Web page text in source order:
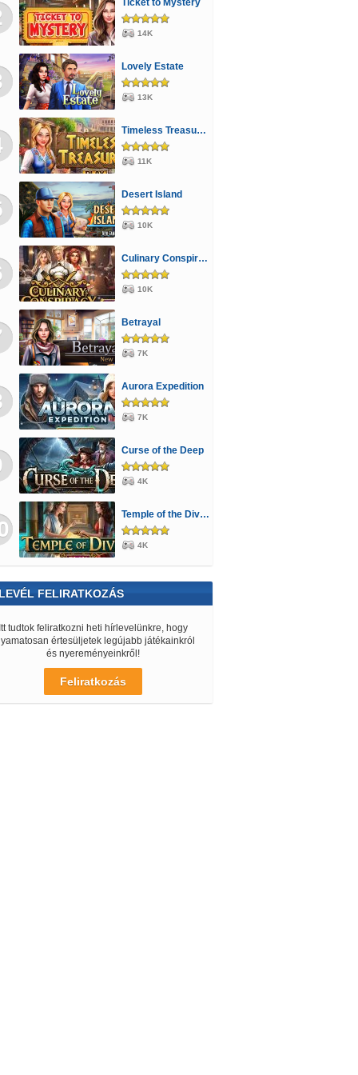
Ticket to Mystery
14K
Lovely Estate
13K
Timeless Treasures
11K
Desert Island
10K
Culinary Conspiracy
10K
Betrayal
7K
Aurora Expedition
7K
Curse of the Deep
4K
Temple of the Divine
4K
FELIRATKOZÁS
Itt tudtok feliratkozni heti hírlevelünkre, hogy
értesüljetek legújabb játékainkról
és nyereményeinkről!
Feliratkozás